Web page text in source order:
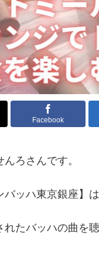
Facebook
ろさんです。
バッハ東京銀座】
れたバッハの曲を